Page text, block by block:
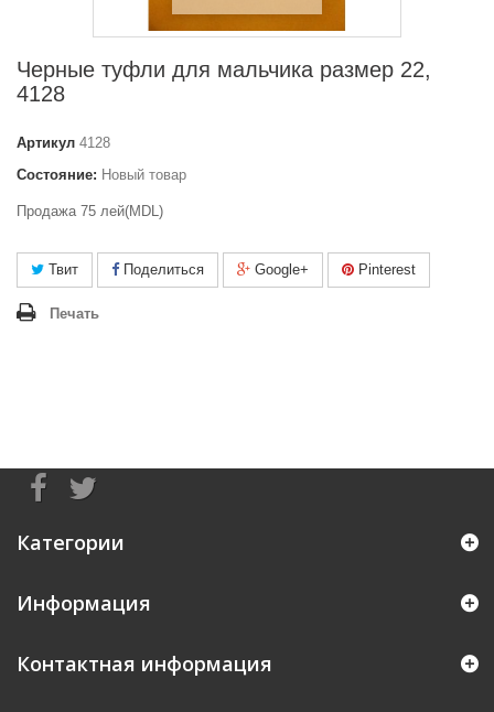
Черные туфли для мальчика размер 22,
4128
Артикул 4128
Состояние: Новый товар
Продажа 75 лей(MDL)
Твит Поделиться Google+ Pinterest
Печать
Категории
Информация
Контактная информация